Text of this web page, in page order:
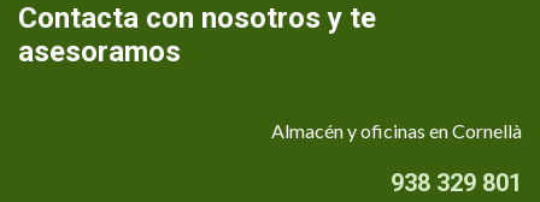
Contacta con nosotros y te
asesoramos
Almacén y oficinas en Cornellà
938 329 801